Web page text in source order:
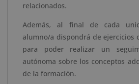
relacionados.
Además, al final de cada
alumno/a dispondrá de ejercicios
para poder realizar un
autónoma sobre los conceptos
de la formación.